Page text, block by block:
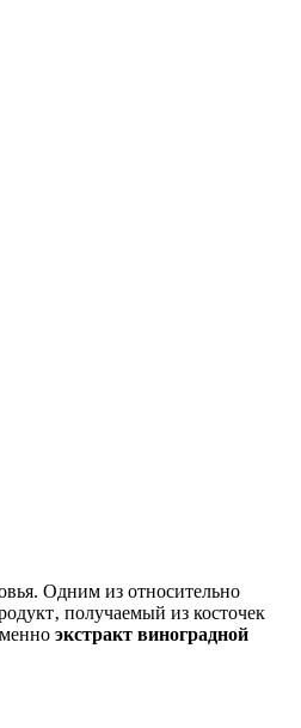
Одним из относительно
получаемый из косточек
экстракт виноградной